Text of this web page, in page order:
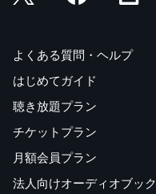
よくある質問・ヘルプ
はじめてガイド
聴き放題プラン
チケットプラン
月額会員プラン
法人向けオーディオブック